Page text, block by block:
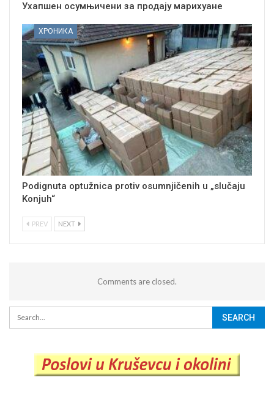
Ухапшен осумњичени за продају марихуане
ХРОНИКА
Podignuta optužnica protiv osumnjičenih u „slučaju
Konjuh“
PREV NEXT
Comments are closed.